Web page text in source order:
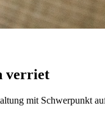
verriet
mit Schwerpunkt